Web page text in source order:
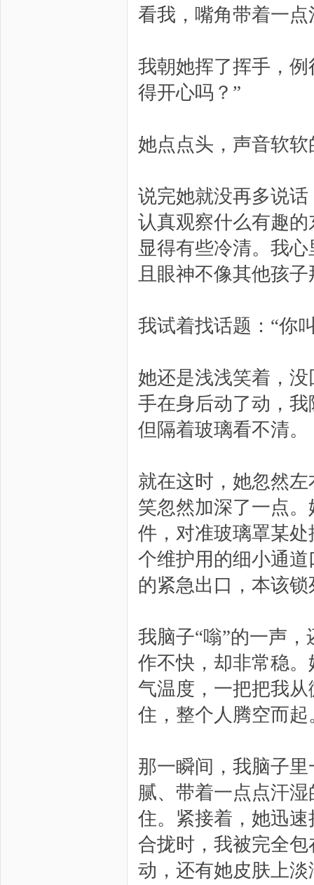
看我，嘴角带着一
我朝她挥了挥手，
得开心吗？”
她点点头，声音软
说完她就没再多说
认真观察什么有趣
显得有些冷清。我
且眼神不像其他孩
我试着找话题：“你
她还是浅浅笑着，
手在身后动了动，
但隔着玻璃看不清。
就在这时，她忽然
笑忽然加深了一点
件，对准玻璃罩某
个维护用的细小通
的紧急出口，本该锁
我脑子“嗡”的一声
作不快，却非常稳
气温度，一把把我
住，整个人腾空而起
那一瞬间，我脑子
腻、带着一点点汗
住。紧接着，她迅
合拢时，我被完全
动，还有她皮肤上